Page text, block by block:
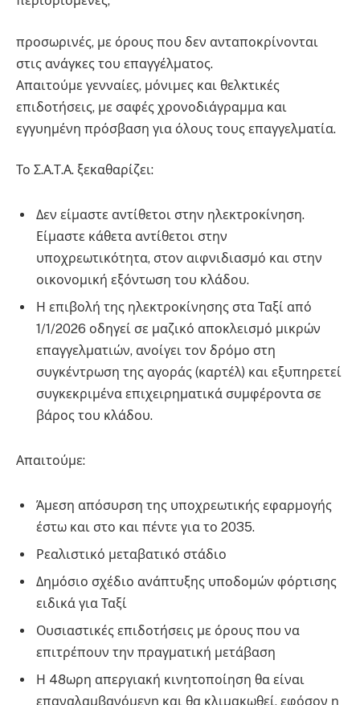
προσωρινές, με όρους που δεν ανταποκρίνονται
στις ανάγκες του επαγγέλματος.
Απαιτούμε γενναίες, μόνιμες και θελκτικές
επιδοτήσεις, με σαφές χρονοδιάγραμμα και
εγγυημένη πρόσβαση για όλους τους επαγγελματία.
Το Σ.Α.Τ.Α. ξεκαθαρίζει:
Δεν είμαστε αντίθετοι στην ηλεκτροκίνηση.
Είμαστε κάθετα αντίθετοι στην
υποχρεωτικότητα, στον αιφνιδιασμό και στην
οικονομική εξόντωση του κλάδου.
Η επιβολή της ηλεκτροκίνησης στα Ταξί από
1/1/2026 οδηγεί σε μαζικό αποκλεισμό μικρών
επαγγελματιών, ανοίγει τον δρόμο στη
συγκέντρωση της αγοράς (καρτέλ) και εξυπηρετεί
συγκεκριμένα επιχειρηματικά συμφέροντα σε
βάρος του κλάδου.
Απαιτούμε:
Άμεση απόσυρση της υποχρεωτικής εφαρμογής
έστω και στο και πέντε για το 2035.
Ρεαλιστικό μεταβατικό στάδιο
Δημόσιο σχέδιο ανάπτυξης υποδομών φόρτισης
ειδικά για Ταξί
Ουσιαστικές επιδοτήσεις με όρους που να
επιτρέπουν την πραγματική μετάβαση
Η 48ωρη απεργιακή κινητοποίηση θα είναι
επαναλαμβανόμενη και θα κλιμακωθεί, εφόσον η